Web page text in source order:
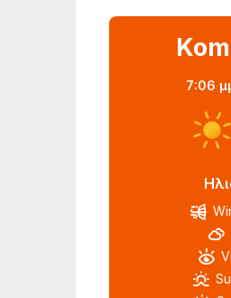
7:06